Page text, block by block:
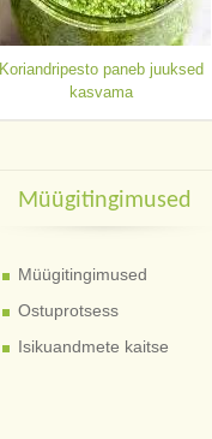
Koriandripesto paneb juuksed
kasvama
Müügitingimused
Müügitingimused
Ostuprotsess
Isikuandmete kaitse